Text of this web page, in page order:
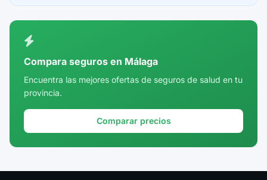
Córdoba
Cuenca
Girona
Compara seguros en Málaga
Encuentra las mejores ofertas de seguros de salud en tu
provincia.
Comparar precios